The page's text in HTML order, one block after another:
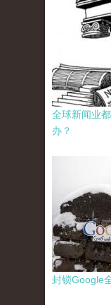
全球新闻业
办？
封锁Google